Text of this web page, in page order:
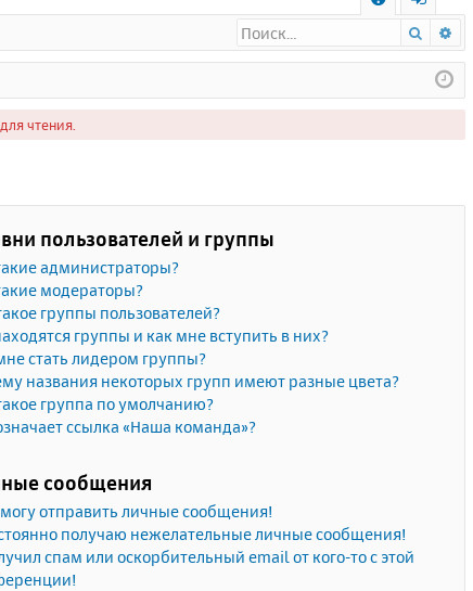
Q
х
о
д
Поиск
чтения.
пользователей и группы
администраторы?
модераторы?
группы пользователей?
группы и как мне вступить в них?
стать лидером группы?
названия некоторых групп имеют разные цвета?
группа по умолчанию?
ссылка «Наша команда»?
сообщения
отправить личные сообщения!
получаю нежелательные личные сообщения!
спам или оскорбительный email от кого-то с этой